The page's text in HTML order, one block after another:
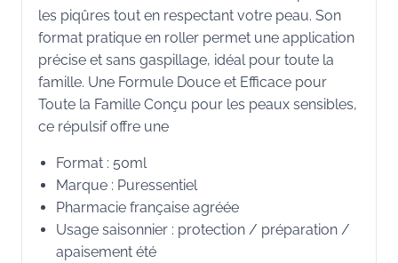
les piqûres tout en respectant votre peau. Son
format pratique en roller permet une application
précise et sans gaspillage, idéal pour toute la
famille. Une Formule Douce et Efficace pour
Toute la Famille Conçu pour les peaux sensibles,
ce répulsif offre une
Format : 50ml
Marque : Puressentiel
Pharmacie française agréée
Usage saisonnier : protection / préparation /
apaisement été